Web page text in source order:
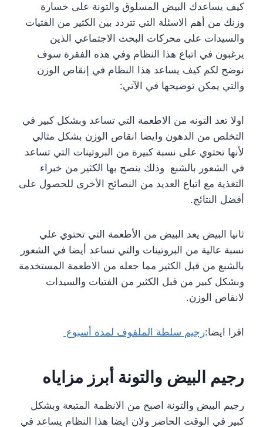
كيف يساعدك البيض المسلوق والتونة على خسارة
وزنك من أهم الاسئلة التي تتردد بين الكثير من الفتيات
والسيدات على محركات البحث الاجتماعي الذين
يرغبون في اتباع هذا النظام وفي هذه الفقرة سوف
نوضح لكم كيف يساعد هذا النظام في إنقاص الوزن
والتي يمكن توضيحها في الآتي:
اولا تعد التونه من الاطعمة التي تساعد وبشكل كبير في
التخلص من الدهون وايضا انقاص الوزن بشكل مثالي
لأنها تحتوي على نسبة كبيرة من البروتينات التي تساعد
في الشعور بالشبع وذلك ينصح بها الكثير من خبراء
التغذية مع اتباع العديد من النصائح الأخرى للحصول على
أفضل النتائج.
ثانيا البيض يعد البيض من الأطعمة التي تحتوي علي
نسبة عالية من البروتينات والتي تساعد أيضا في الشعور
بالشبع من قبل الكثير مما جعله من الاطعمة المستخدمة
وبشكل كبير من قبل الكثير من الفتيات والسيدات
لانقاص الوزن.
اقرا ايضا:رجيم سلطة الملفوف لمدة أسبوع
رجيم البيض والتونة أبرز مزاياه
رجيم البيض والتونة اصبح من الانظمة المتبعة وبشكل
كبير في الوقت الحاضر ولان ايضا هذا النظام يساعد في